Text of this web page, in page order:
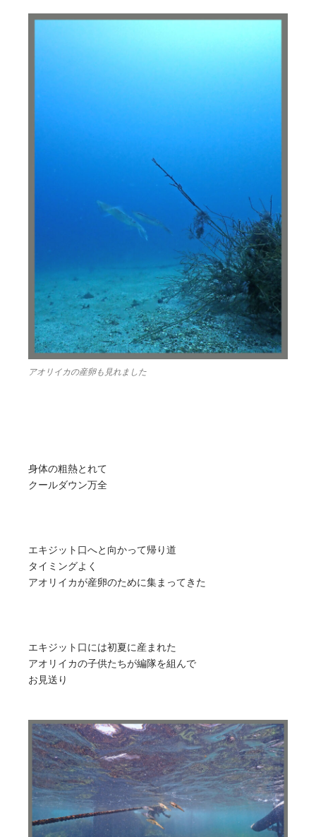
アオリイカの産卵も見れました
身体の粗熱とれて
クールダウン万全
エキジット口へと向かって帰り道
タイミングよく
アオリイカが産卵のために集まってきた
エキジット口には初夏に産まれた
アオリイカの子供たちが編隊を組んで
お見送り